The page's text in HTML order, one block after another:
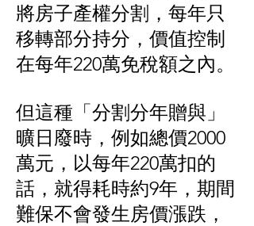
將房子產權分割，每年只
移轉部分持分，價值控制
在每年220萬免稅額之內。
但這種「分割分年贈與」
曠日廢時，例如總價2000
萬元，以每年220萬扣的
話，就得耗時約9年，期間
難保不會發生房價漲跌，